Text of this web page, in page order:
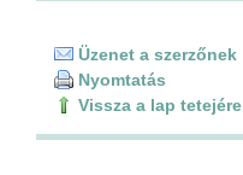
Üzenet a szerzőnek
Nyomtatás
Vissza a lap tetejére